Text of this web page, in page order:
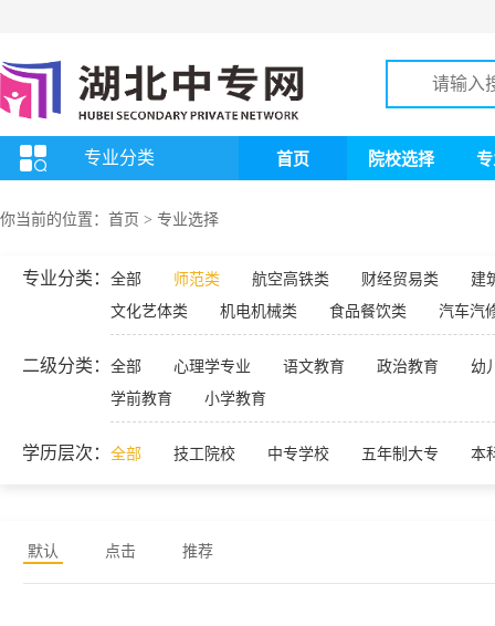
专业分类 首页 院校选择
你当前的位置： 首页 > 专业选择
专业分类： 全部 师范类 航空高铁类 财经贸易类
建
文化艺体类
机电机械类 食品餐饮类 汽车汽
二级分类： 全部 心理学专业 语文教育 政治教育
幼
学前教育
小学教育
学历层次： 全部 技工院校 中专学校 五年制大专 本
默认 点击 推荐